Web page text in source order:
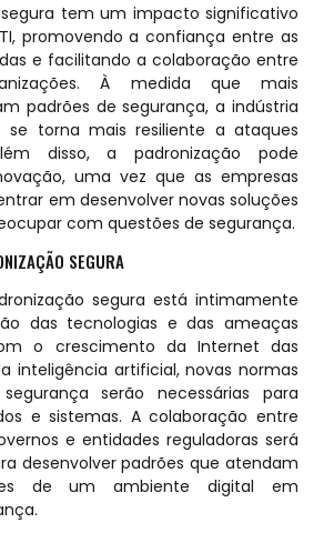
tem um impacto significativo
promovendo a confiança entre as
e facilitando a colaboração entre
À medida que mais
padrões de segurança, a indústria
torna mais resiliente a ataques
disso, a padronização pode
uma vez que as empresas
em desenvolver novas soluções
com questões de segurança.
SEGURA
segura está intimamente
das tecnologias e das ameaças
o crescimento da Internet das
inteligência artificial, novas normas
serão necessárias para
e sistemas. A colaboração entre
e entidades reguladoras será
desenvolver padrões que atendam
de um ambiente digital em